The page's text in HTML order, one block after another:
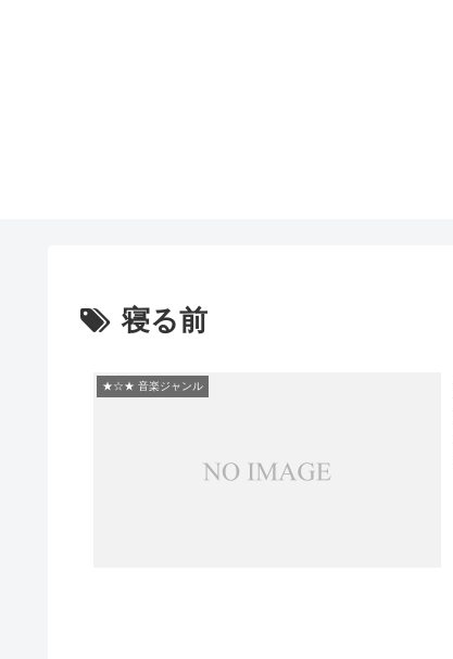
寝る前
★☆★ 音楽ジャンル